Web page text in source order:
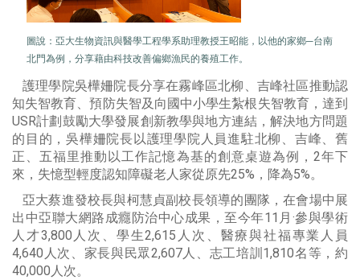
圖說： 亞大生物資訊與醫學工程學系助理教授王昭能，以他的家鄉─台南
北門為例，分享藉由科技改善偏鄉漁民的養殖工作。
護理學院吳樺姍院長分享在霧峰區北柳、吉峰社區推動認
知失智教育、預防失智及向國中小學生紮根失智教育，達到
USR計劃鼓勵大學發展創新教學與地方連結，解決地方問題
的目的，吳樺姍院長以護理學院人員進駐北柳、吉峰、舊
正、五福里推動以工作記憶為基的創意桌遊為例，2年下
來，失憶型輕度認知障礙老人家從原先25%，降為5%。
亞大蔡進發校長與柯慧貞副校長領導的團隊，在會場中展
出中亞聯大網路成癮防治中心成果，至今年11月·參與學術
人才3,800人次、學生2,615人次、醫療與社福專業人員
4,640人次、家長與民眾2,607人、志工培訓1,810名等，約
40,000人次。